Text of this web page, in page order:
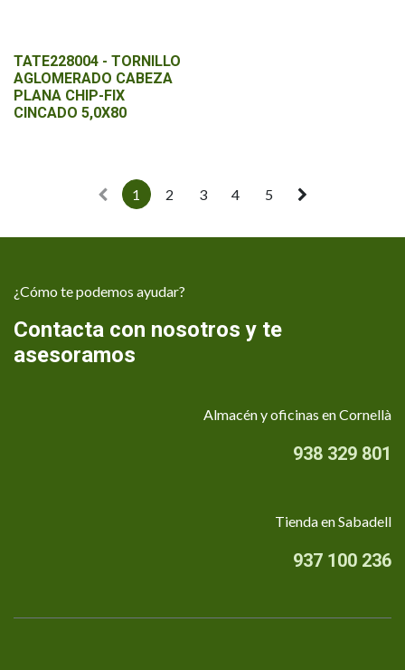
TATE228004 - TORNILLO
AGLOMERADO CABEZA
PLANA CHIP-FIX
CINCADO 5,0X80
1 2 3 4 5
¿Cómo te podemos ayudar?
Contacta con nosotros y te
asesoramos
Almacén y oficinas en Cornellà
938 329 801
Tienda en Sabadell
937 100 236